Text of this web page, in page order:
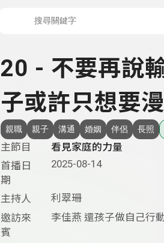
20 - 不要再說
子或許只想要
親職 親子 溝通 婚姻 伴侶 長照
主節目
看見家庭的力量
首播日
期
2025-08-14
主持人
利翠珊
邀訪來
賓
李佳燕 還孩子做自己行